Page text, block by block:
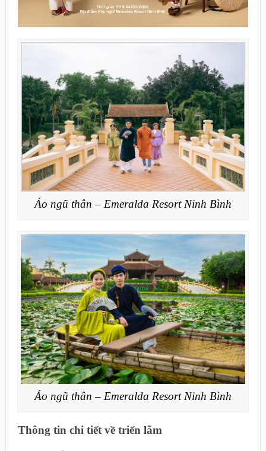
Áo ngũ thân – Emeralda Resort Ninh Bình
Áo ngũ thân – Emeralda Resort Ninh Bình
Thông tin chi tiết về triển lãm